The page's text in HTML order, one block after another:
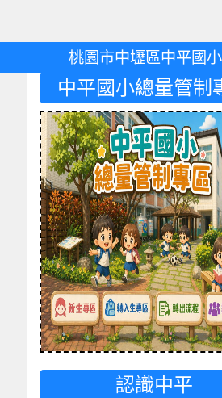
桃園市中壢區中平國小
中平國小總量管制
認識中平